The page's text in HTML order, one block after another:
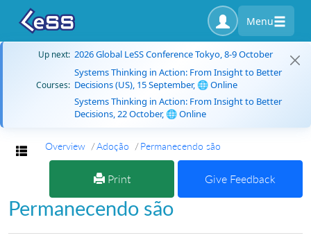
Menu
Up next: 2026 Global LeSS Conference Tokyo, 8-9 October
Courses:
Systems Thinking in Action: From Insight to Better
Decisions (US), 15 September, 🌐 Online
Systems Thinking in Action: From Insight to Better
Decisions, 22 October, 🌐 Online
Toggle navigation
Overview Adoção Permanecendo são
Print Give Feedback
Permanecendo são